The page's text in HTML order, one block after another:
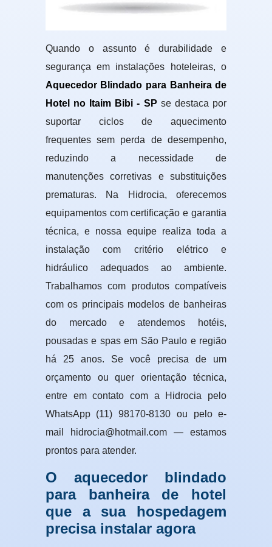
Quando o assunto é durabilidade e
segurança em instalações hoteleiras, o
Aquecedor Blindado para Banheira de
Hotel no Itaim Bibi - SP se destaca por
suportar ciclos de aquecimento
frequentes sem perda de desempenho,
reduzindo a necessidade de
manutenções corretivas e substituições
prematuras. Na Hidrocia, oferecemos
equipamentos com certificação e garantia
técnica, e nossa equipe realiza toda a
instalação com critério elétrico e
hidráulico adequados ao ambiente.
Trabalhamos com produtos compatíveis
com os principais modelos de banheiras
do mercado e atendemos hotéis,
pousadas e spas em São Paulo e região
há 25 anos. Se você precisa de um
orçamento ou quer orientação técnica,
entre em contato com a Hidrocia pelo
WhatsApp (11) 98170-8130 ou pelo e-
mail hidrocia@hotmail.com — estamos
prontos para atender.
O aquecedor blindado
para banheira de hotel
que a sua hospedagem
precisa instalar agora